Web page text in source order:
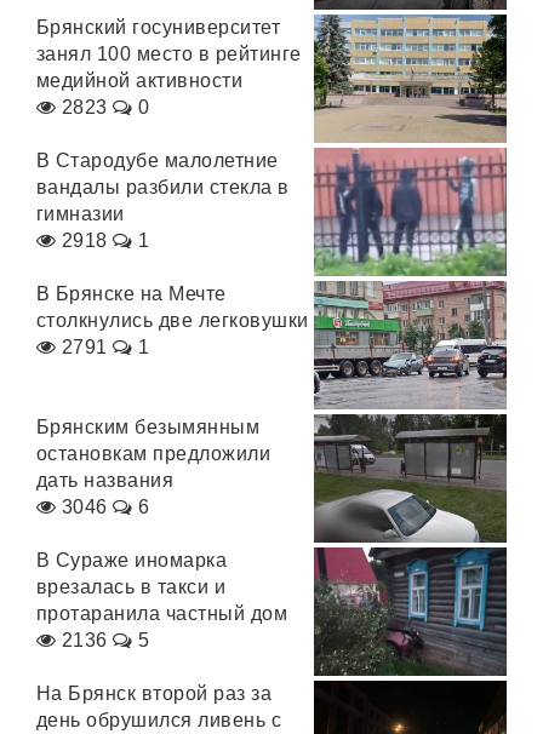
Брянский госуниверситет
занял 100 место в рейтинге
медийной активности
2823
0
В Стародубе малолетние
вандалы разбили стекла в
гимназии
2918
1
В Брянске на Мечте
столкнулись две легковушки
2791
1
Брянским безымянным
остановкам предложили
дать названия
3046
6
В Сураже иномарка
врезалась в такси и
протаранила частный дом
2136
5
На Брянск второй раз за
день обрушился ливень с